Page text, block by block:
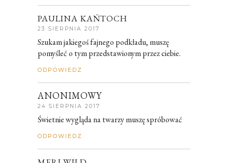
PAULINA KAŃTOCH
23 SIERPNIA 2017
Szukam jakiegoś fajnego podkładu, muszę
pomyśleć o tym przedstawionym przez ciebie.
ODPOWIEDZ
ANONIMOWY
24 SIERPNIA 2017
Świetnie wygląda na twarzy muszę spróbować
ODPOWIEDZ